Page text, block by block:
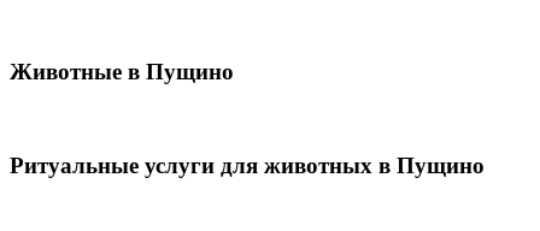
Животные в Пущино
Ритуальные услуги для животных в Пущино